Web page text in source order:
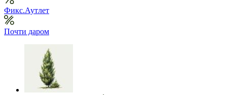
Фикс.Аутлет
Почти даром